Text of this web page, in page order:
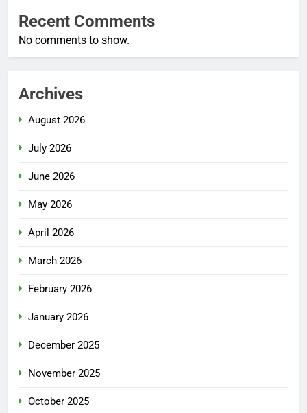
Recent Comments
No comments to show.
Archives
August 2026
July 2026
June 2026
May 2026
April 2026
March 2026
February 2026
January 2026
December 2025
November 2025
October 2025